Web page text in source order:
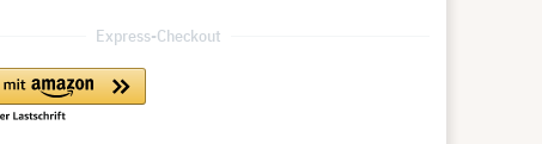
Express-Checkout